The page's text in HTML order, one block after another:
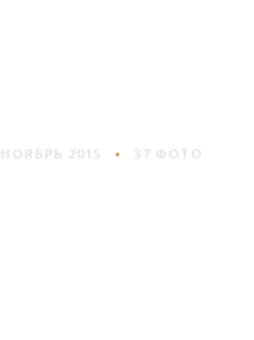
НОЯБРЬ 2015 37 ФОТО